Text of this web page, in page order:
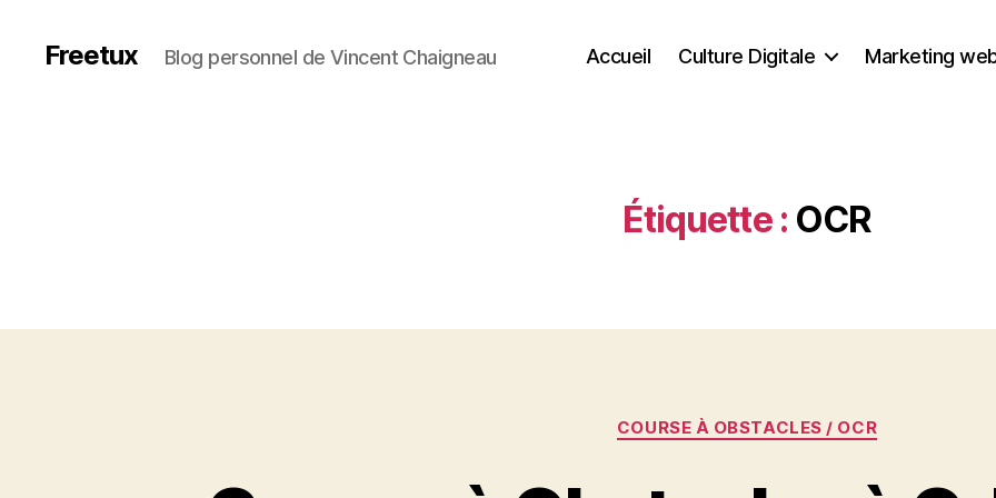
Freetux Blog personnel de Vincent Chaigneau Accueil Culture Digitale Marketing
Étiquette : OCR
Catégories
COURSE À OBSTACLES / OCR